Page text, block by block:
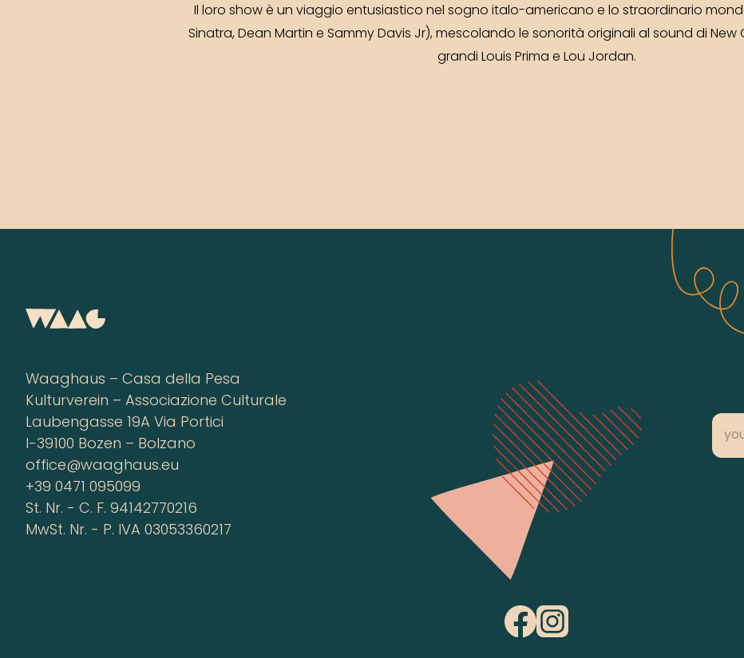
Il loro show è un viaggio entusiastico nel sogno italo-americano e lo straordinario
Sinatra, Dean Martin e Sammy Davis Jr), mescolando le sonorità originali al sound di
grandi Louis Prima e Lou Jordan.
Waaghaus – Casa della Pesa
Kulturverein – Associazione Culturale
Laubengasse 19A Via Portici
I-39100 Bozen – Bolzano
office@waaghaus.eu
+39 0471 095099
St. Nr. - C. F. 94142770216
MwSt. Nr. - P. IVA 03053360217